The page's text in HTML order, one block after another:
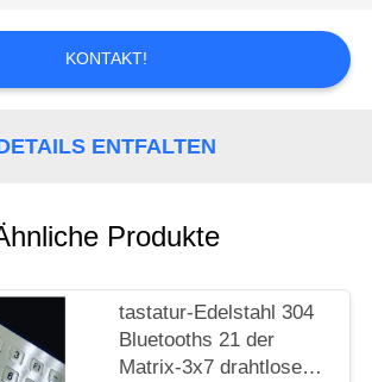
KONTAKT!
ENTFALTEN
Produkte
tastatur-Edelstahl 304
Bluetooths 21 der
Matrix-3x7 drahtlose